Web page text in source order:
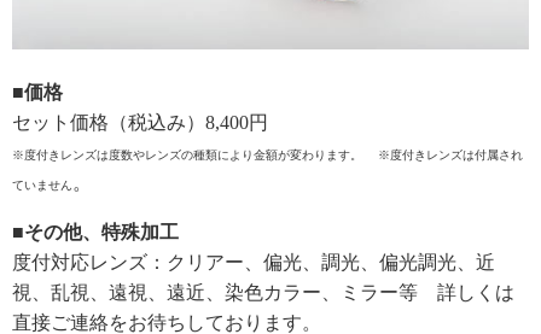
■価格
セット価格（税込み）8,400円
※度付きレンズは度数やレンズの種類により金額が変わります。 ※度付きレンズは付属され
ていません 。
■その他、特殊加工
度付対応レンズ：クリアー、偏光、調光、偏光調光、近
視、乱視、遠視、遠近、染色カラー、ミラー等 詳しくは
直接ご連絡をお待ちしております。